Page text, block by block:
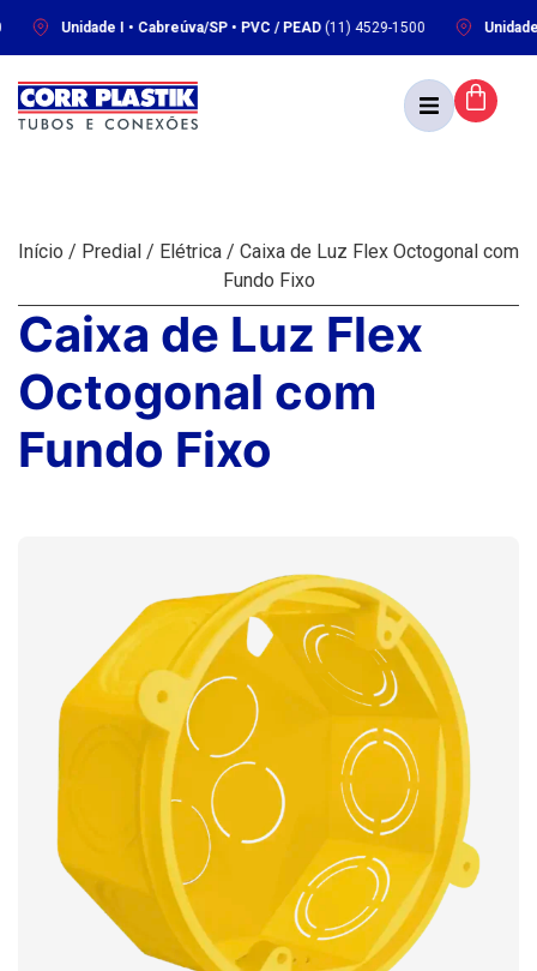
Unidade I • Cabreúva/SP • PVC / PEAD(11) 4529-1500 Unidade II •
Início / Predial / Elétrica / Caixa de Luz Flex Octogonal com
Fundo Fixo
Caixa de Luz Flex
Octogonal com
Fundo Fixo